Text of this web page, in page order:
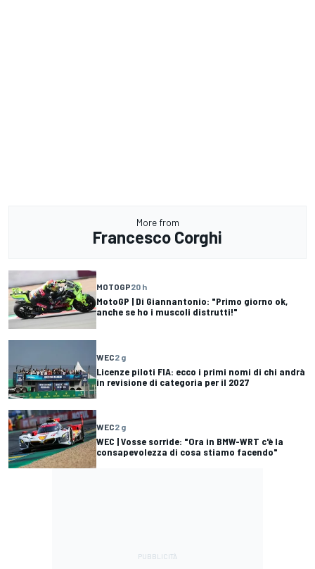
More from
Francesco Corghi
MOTOGP20 h
MotoGP | Di Giannantonio: "Primo giorno ok,
anche se ho i muscoli distrutti!"
WEC2 g
Licenze piloti FIA: ecco i primi nomi di chi andrà
in revisione di categoria per il 2027
WEC2 g
WEC | Vosse sorride: "Ora in BMW-WRT c'è la
consapevolezza di cosa stiamo facendo"